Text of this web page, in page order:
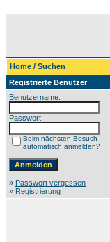
Home / Suchen
Registrierte Benutzer
Benutzername:
Passwort:
Beim nächsten Besuch
automatisch anmelden?
» Passwort vergessen
» Registrierung